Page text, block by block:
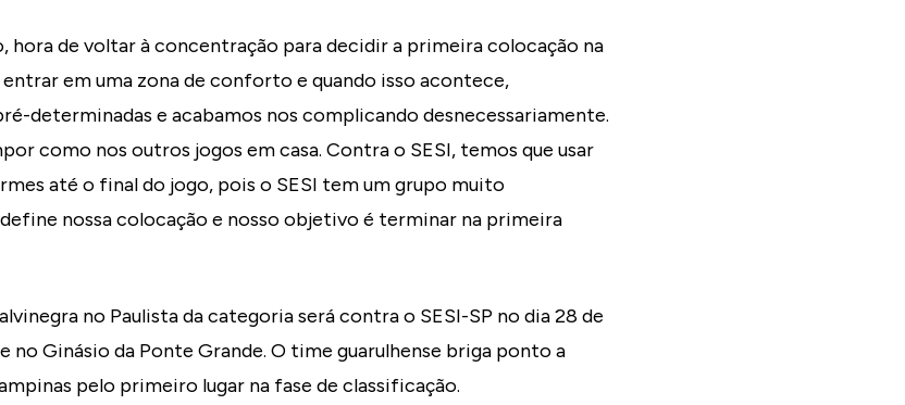
hora de voltar à concentração para decidir a primeira colocação na
em uma zona de conforto e quando isso acontece,
determinadas e acabamos nos complicando desnecessariamente.
como nos outros jogos em casa. Contra o SESI, temos que usar
até o final do jogo, pois o SESI tem um grupo muito
nossa colocação e nosso objetivo é terminar na primeira
no Paulista da categoria será contra o SESI-SP no dia 28 de
no Ginásio da Ponte Grande. O time guarulhense briga ponto a
pelo primeiro lugar na fase de classificação.